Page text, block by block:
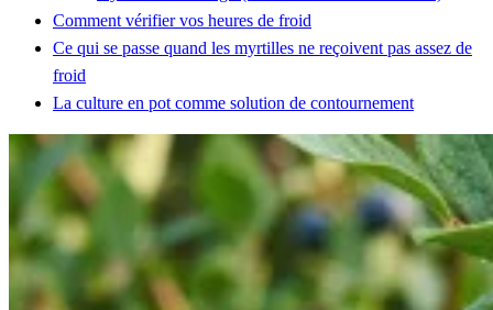
Comment vérifier vos heures de froid
Ce qui se passe quand les myrtilles ne reçoivent pas assez de
froid
La culture en pot comme solution de contournement